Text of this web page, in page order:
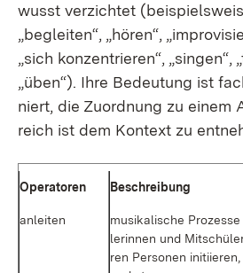
wusst ver­zich­tet
„be­glei­ten“, „hö­ren“,
„sich kon­zen­trie­ren“, „sin­gen“,
„üben“). Ih­re Be­deu­tung ist
niert, die Zu­ord­nung zu
reich ist dem Kon­text zu
Ope­ra­to­ren Be­schrei­bung
an­lei­ten
mu­si­ka­li­sche
le­rin­nen und
ren Per­so­nen